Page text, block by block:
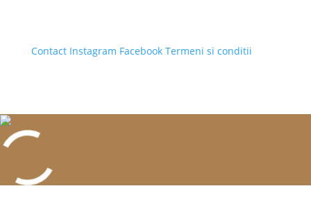
Contact Instagram Facebook Termeni si conditii